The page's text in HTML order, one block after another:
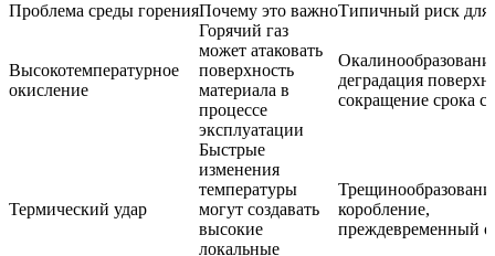
Проблема среды горенияПочему это важноТипичный риск для
Высокотемпературное
окисление
Горячий газ
может атаковать
поверхность
материала в
процессе
эксплуатации
деградация
сокращение срока
Термический удар
Быстрые
изменения
температуры
могут создавать
высокие
локальные
коробление,
преждевременный